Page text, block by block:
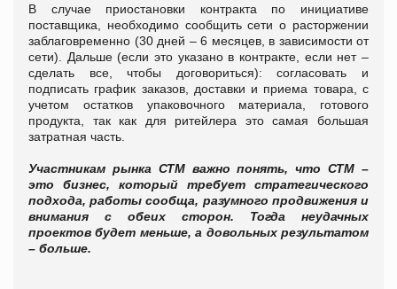
В случае приостановки контракта по инициативе
поставщика, необходимо сообщить сети о расторжении
заблаговременно (30 дней – 6 месяцев, в зависимости от
сети). Дальше (если это указано в контракте, если нет –
сделать все, чтобы договориться): согласовать и
подписать график заказов, доставки и приема товара, с
учетом остатков упаковочного материала, готового
продукта, так как для ритейлера это самая большая
затратная часть.
Участникам рынка СТМ важно понять, что СТМ –
это бизнес, который требует стратегического
подхода, работы сообща, разумного продвижения и
внимания с обеих сторон. Тогда неудачных
проектов будет меньше, а довольных результатом
– больше.